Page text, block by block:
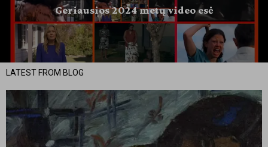
Geriausios 2024 metų video esė
LATEST FROM BLOG